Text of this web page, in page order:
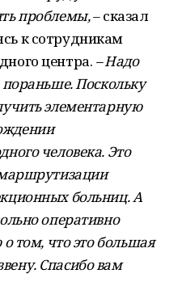
проблемы,– сказал
к сотрудникам
центра. – Надо
пораньше. Поскольку
элементарную
человека. Это
больниц. А
оперативно
том, что это большая
Спасибо вам